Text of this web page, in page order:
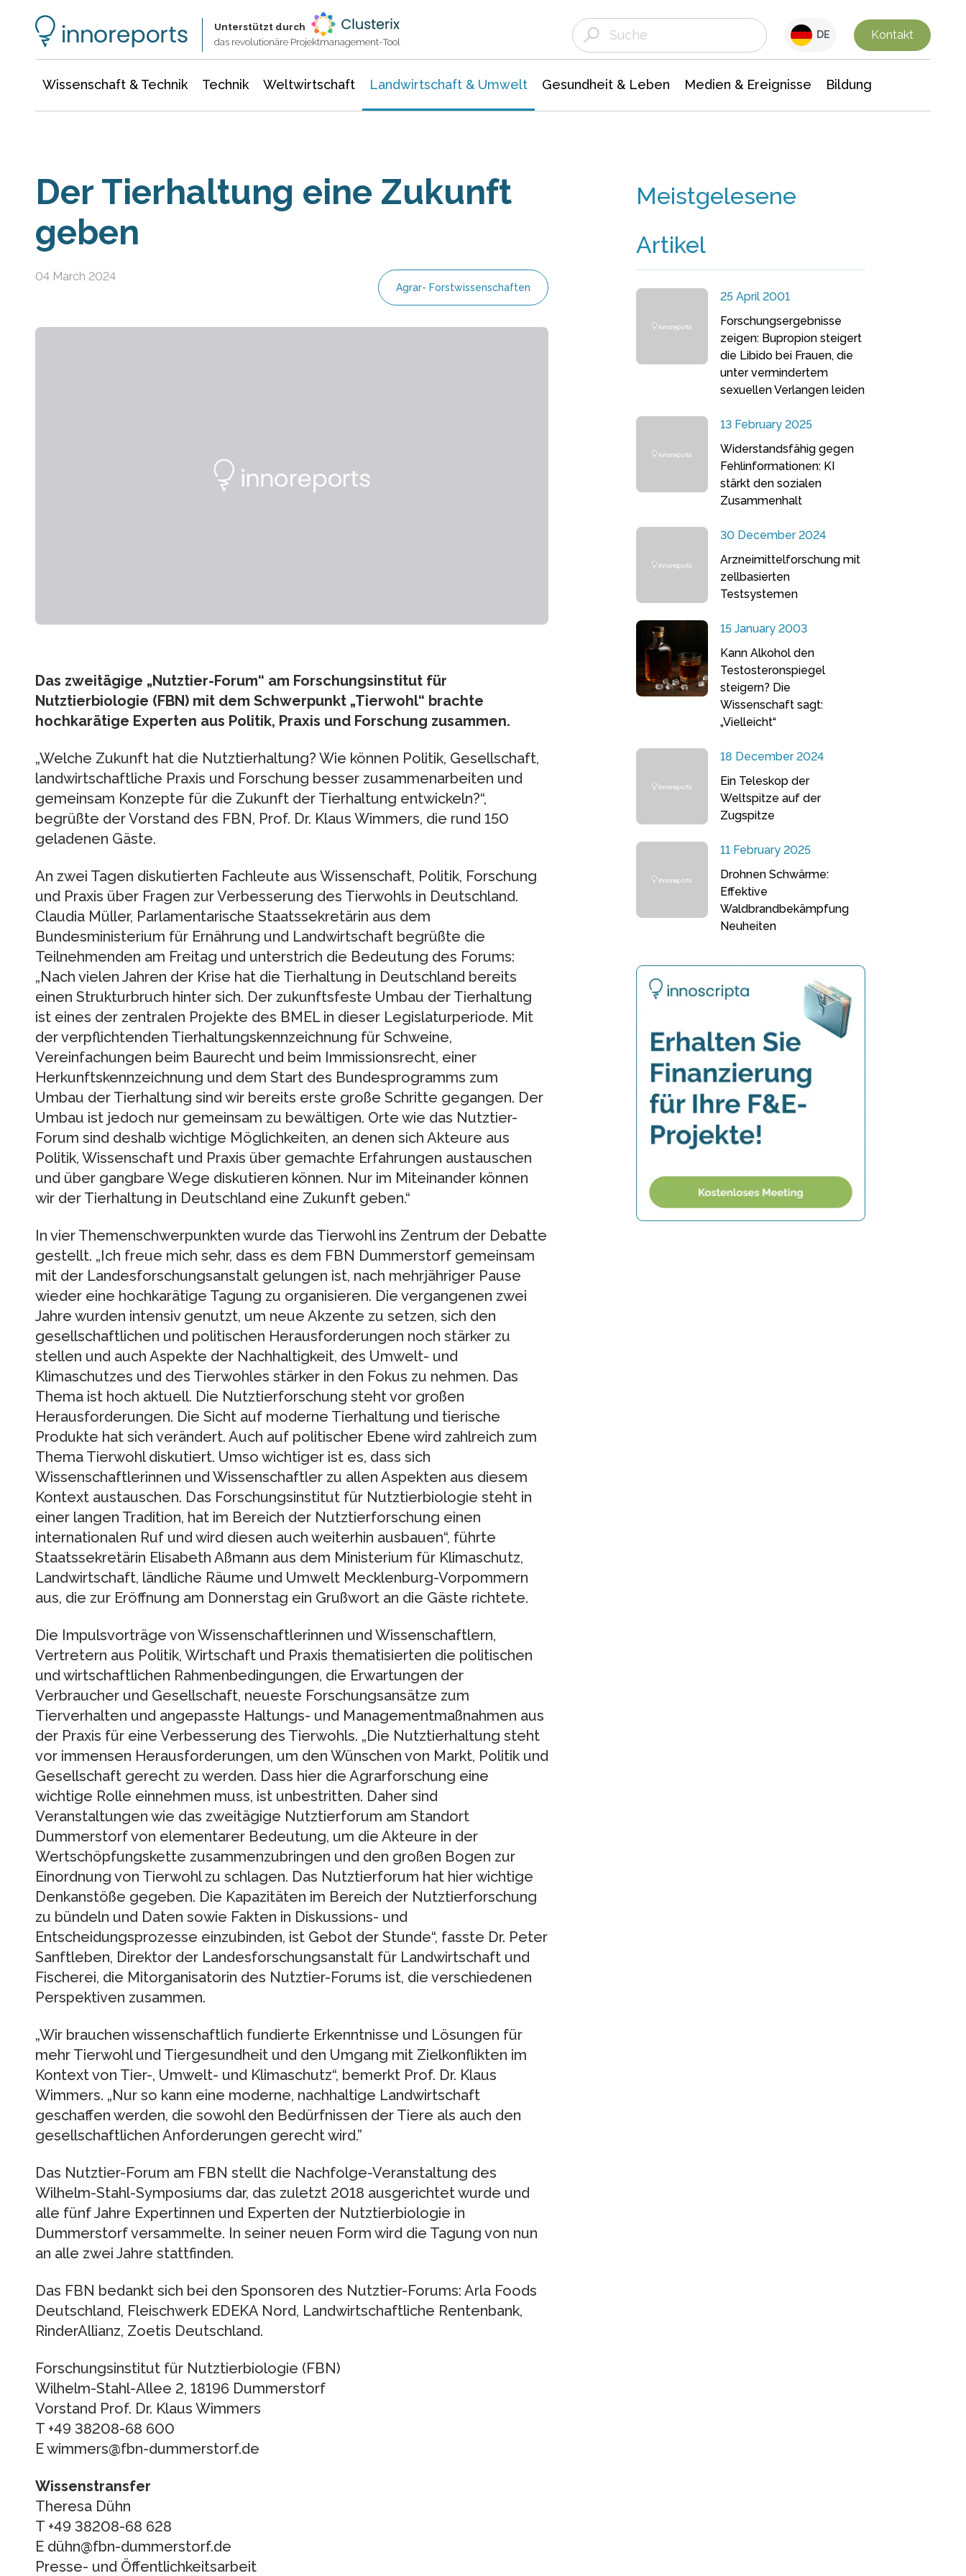
Unterstützt durch
das revolutionäre Projektmanagement-Tool
DE Kontakt
Wissenschaft & Technik Technik Weltwirtschaft Landwirtschaft & Umwelt Gesundheit & Leben Medien & Ereignisse Bildung
Der Tierhaltung eine Zukunft
geben
04 March 2024
Agrar- Forstwissenschaften
Das zweitägige „Nutztier-Forum“ am Forschungsinstitut für
Nutztierbiologie (FBN) mit dem Schwerpunkt „Tierwohl“ brachte
hochkarätige Experten aus Politik, Praxis und Forschung zusammen.
„Welche Zukunft hat die Nutztierhaltung? Wie können Politik, Gesellschaft,
landwirtschaftliche Praxis und Forschung besser zusammenarbeiten und
gemeinsam Konzepte für die Zukunft der Tierhaltung entwickeln?“,
begrüßte der Vorstand des FBN, Prof. Dr. Klaus Wimmers, die rund 150
geladenen Gäste.
An zwei Tagen diskutierten Fachleute aus Wissenschaft, Politik, Forschung
und Praxis über Fragen zur Verbesserung des Tierwohls in Deutschland.
Claudia Müller, Parlamentarische Staatssekretärin aus dem
Bundesministerium für Ernährung und Landwirtschaft begrüßte die
Teilnehmenden am Freitag und unterstrich die Bedeutung des Forums:
„Nach vielen Jahren der Krise hat die Tierhaltung in Deutschland bereits
einen Strukturbruch hinter sich. Der zukunftsfeste Umbau der Tierhaltung
ist eines der zentralen Projekte des BMEL in dieser Legislaturperiode. Mit
der verpflichtenden Tierhaltungskennzeichnung für Schweine,
Vereinfachungen beim Baurecht und beim Immissionsrecht, einer
Herkunftskennzeichnung und dem Start des Bundesprogramms zum
Umbau der Tierhaltung sind wir bereits erste große Schritte gegangen. Der
Umbau ist jedoch nur gemeinsam zu bewältigen. Orte wie das Nutztier-
Forum sind deshalb wichtige Möglichkeiten, an denen sich Akteure aus
Politik, Wissenschaft und Praxis über gemachte Erfahrungen austauschen
und über gangbare Wege diskutieren können. Nur im Miteinander können
wir der Tierhaltung in Deutschland eine Zukunft geben.“
In vier Themenschwerpunkten wurde das Tierwohl ins Zentrum der Debatte
gestellt. „Ich freue mich sehr, dass es dem FBN Dummerstorf gemeinsam
mit der Landesforschungsanstalt gelungen ist, nach mehrjähriger Pause
wieder eine hochkarätige Tagung zu organisieren. Die vergangenen zwei
Jahre wurden intensiv genutzt, um neue Akzente zu setzen, sich den
gesellschaftlichen und politischen Herausforderungen noch stärker zu
stellen und auch Aspekte der Nachhaltigkeit, des Umwelt- und
Klimaschutzes und des Tierwohles stärker in den Fokus zu nehmen. Das
Thema ist hoch aktuell. Die Nutztierforschung steht vor großen
Herausforderungen. Die Sicht auf moderne Tierhaltung und tierische
Produkte hat sich verändert. Auch auf politischer Ebene wird zahlreich zum
Thema Tierwohl diskutiert. Umso wichtiger ist es, dass sich
Wissenschaftlerinnen und Wissenschaftler zu allen Aspekten aus diesem
Kontext austauschen. Das Forschungsinstitut für Nutztierbiologie steht in
einer langen Tradition, hat im Bereich der Nutztierforschung einen
internationalen Ruf und wird diesen auch weiterhin ausbauen“, führte
Staatssekretärin Elisabeth Aßmann aus dem Ministerium für Klimaschutz,
Landwirtschaft, ländliche Räume und Umwelt Mecklenburg-Vorpommern
aus, die zur Eröffnung am Donnerstag ein Grußwort an die Gäste richtete.
Die Impulsvorträge von Wissenschaftlerinnen und Wissenschaftlern,
Vertretern aus Politik, Wirtschaft und Praxis thematisierten die politischen
und wirtschaftlichen Rahmenbedingungen, die Erwartungen der
Verbraucher und Gesellschaft, neueste Forschungsansätze zum
Tierverhalten und angepasste Haltungs- und Managementmaßnahmen aus
der Praxis für eine Verbesserung des Tierwohls. „Die Nutztierhaltung steht
vor immensen Herausforderungen, um den Wünschen von Markt, Politik und
Gesellschaft gerecht zu werden. Dass hier die Agrarforschung eine
wichtige Rolle einnehmen muss, ist unbestritten. Daher sind
Veranstaltungen wie das zweitägige Nutztierforum am Standort
Dummerstorf von elementarer Bedeutung, um die Akteure in der
Wertschöpfungskette zusammenzubringen und den großen Bogen zur
Einordnung von Tierwohl zu schlagen. Das Nutztierforum hat hier wichtige
Denkanstöße gegeben. Die Kapazitäten im Bereich der Nutztierforschung
zu bündeln und Daten sowie Fakten in Diskussions- und
Entscheidungsprozesse einzubinden, ist Gebot der Stunde“, fasste Dr. Peter
Sanftleben, Direktor der Landesforschungsanstalt für Landwirtschaft und
Fischerei, die Mitorganisatorin des Nutztier-Forums ist, die verschiedenen
Perspektiven zusammen.
„Wir brauchen wissenschaftlich fundierte Erkenntnisse und Lösungen für
mehr Tierwohl und Tiergesundheit und den Umgang mit Zielkonflikten im
Kontext von Tier-, Umwelt- und Klimaschutz“, bemerkt Prof. Dr. Klaus
Wimmers. „Nur so kann eine moderne, nachhaltige Landwirtschaft
geschaffen werden, die sowohl den Bedürfnissen der Tiere als auch den
gesellschaftlichen Anforderungen gerecht wird.”
Das Nutztier-Forum am FBN stellt die Nachfolge-Veranstaltung des
Wilhelm-Stahl-Symposiums dar, das zuletzt 2018 ausgerichtet wurde und
alle fünf Jahre Expertinnen und Experten der Nutztierbiologie in
Dummerstorf versammelte. In seiner neuen Form wird die Tagung von nun
an alle zwei Jahre stattfinden.
Das FBN bedankt sich bei den Sponsoren des Nutztier-Forums: Arla Foods
Deutschland, Fleischwerk EDEKA Nord, Landwirtschaftliche Rentenbank,
RinderAllianz, Zoetis Deutschland.
Forschungsinstitut für Nutztierbiologie (FBN)
Wilhelm-Stahl-Allee 2, 18196 Dummerstorf
Vorstand Prof. Dr. Klaus Wimmers
T +49 38208-68 600
E wimmers@fbn-dummerstorf.de
Wissenstransfer
Theresa Dühn
T +49 38208-68 628
E dühn@fbn-dummerstorf.de
Presse- und Öffentlichkeitsarbeit
Meistgelesene
Artikel
25 April 2001
Forschungsergebnisse
zeigen: Bupropion steigert
die Libido bei Frauen, die
unter vermindertem
sexuellen Verlangen leiden
13 February 2025
Widerstandsfähig gegen
Fehlinformationen: KI
stärkt den sozialen
Zusammenhalt
30 December 2024
Arzneimittelforschung mit
zellbasierten
Testsystemen
15 January 2003
Kann Alkohol den
Testosteronspiegel
steigern? Die
Wissenschaft sagt:
„Vielleicht“
18 December 2024
Ein Teleskop der
Weltspitze auf der
Zugspitze
11 February 2025
Drohnen Schwärme:
Effektive
Waldbrandbekämpfung
Neuheiten